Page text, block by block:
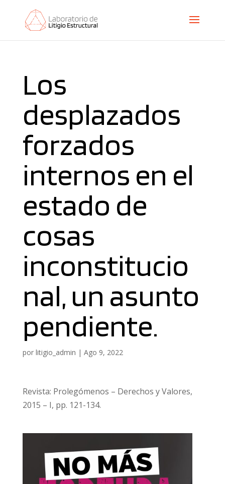
Los
desplazados
forzados
internos en el
estado de
cosas
inconstitucio
nal, un asunto
pendiente.
por litigio_admin | Ago 9, 2022
Revista: Prolegómenos – Derechos y Valores,
2015 – I, pp. 121-134.